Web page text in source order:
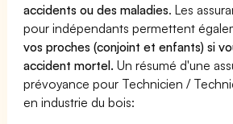
accidents ou des maladies. Les
pour indépendants permettent
vos proches (conjoint et enfants) si
accident mortel. Un résumé d'une
prévoyance pour Technicien /
en industrie du bois: